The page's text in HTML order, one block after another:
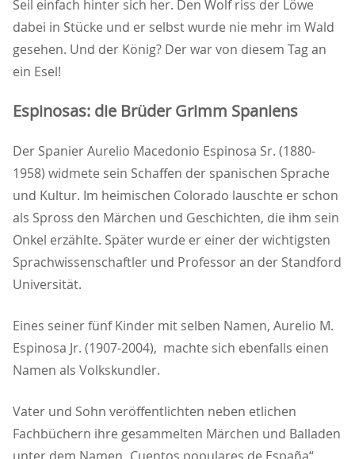
Seil einfach hinter sich her. Den Wolf riss der Löwe
dabei in Stücke und er selbst wurde nie mehr im Wald
gesehen. Und der König? Der war von diesem Tag an
ein Esel!
Espinosas: die Brüder Grimm Spaniens
Der Spanier Aurelio Macedonio Espinosa Sr. (1880-
1958) widmete sein Schaffen der spanischen Sprache
und Kultur. Im heimischen Colorado lauschte er schon
als Spross den Märchen und Geschichten, die ihm sein
Onkel erzählte. Später wurde er einer der wichtigsten
Sprachwissenschaftler und Professor an der Standford
Universität.
Eines seiner fünf Kinder mit selben Namen, Aurelio M.
Espinosa Jr. (1907-2004), machte sich ebenfalls einen
Namen als Volkskundler.
Vater und Sohn veröffentlichten neben etlichen
Fachbüchern ihre gesammelten Märchen und Balladen